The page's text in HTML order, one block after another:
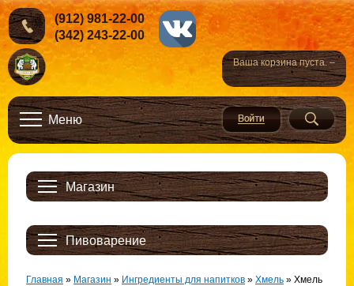
Ваша корзина пуста. –
(912) 981-22-00
(342) 243-22-00
Меню
Магазин
Пивоварение
Главная » Магазин » Ингредиенты для напитков » Хмель » Хмель